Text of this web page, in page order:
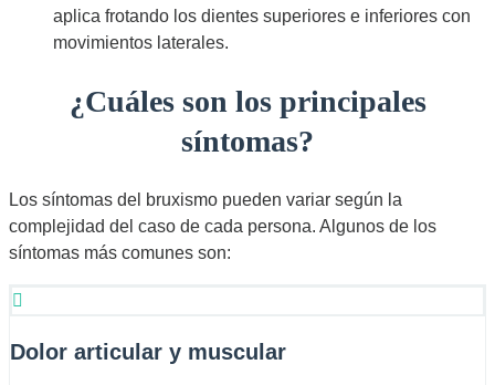
aplica frotando los dientes superiores e inferiores con
movimientos laterales.
¿Cuáles son los principales
síntomas?
Los síntomas del bruxismo pueden variar según la
complejidad del caso de cada persona. Algunos de los
síntomas más comunes son:
Dolor articular y muscular